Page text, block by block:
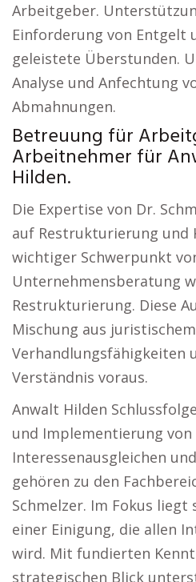
Arbeitgeber.
Einforderung von Entgelt
geleistete Überstunden.
Analyse und Anfechtung
Abmahnungen.
Betreuung für
Arbeitnehmer für
Hilden.
Die Expertise von Dr.
auf Restrukturierung und
wichtiger Schwerpunkt
Unternehmensberatung
Restrukturierung. Diese
Mischung aus
Verhandlungsfähigkeiten
Verständnis voraus.
Anwalt Hilden
und Implementierung von
Interessenausgleichen
gehören zu den
Schmelzer. Im Fokus liegt
einer Einigung, die allen
wird. Mit fundierten
strategischen Blick